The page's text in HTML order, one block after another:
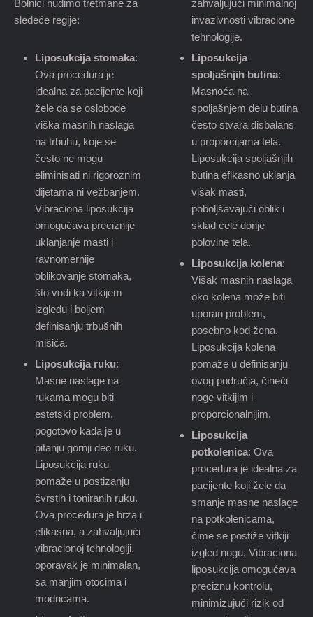
Bolnici nudimo tretmane za
sledeće regije:
Liposukcija stomaka:
Ova procedura je
idealna za pacijente koji
žele da se oslobode
viška masnih naslaga
na trbuhu, koje se
često ne mogu
eliminisati ni rigoroznim
dijetama ni vežbanjem.
Vibraciona liposukcija
omogućava preciznije
uklanjanje masti i
ravnomernije
oblikovanje stomaka,
što vodi ka vitkijem
izgledu i boljem
definisanju trbušnih
mišića.
Liposukcija ruku:
Masne naslage na
rukama mogu biti
estetski problem,
pogotovo kada je u
pitanju gornji deo ruku.
Liposukcija ruku
pomaže u postizanju
čvrstih i toniranih ruku.
Ova procedura je brza i
efikasna, a zahvaljujući
vibracionoj tehnologiji,
oporavak je minimalan,
sa manjim otocima i
modricama.
zahvaljujući minimalnoj
invazivnosti vibracione
tehnologije.
Liposukcija
spoljašnjih butina:
Masnoća na
spoljašnjem delu butina
često stvara disbalans
u proporcijama tela.
Liposukcija spoljašnjih
butina efikasno uklanja
višak masti,
poboljšavajući oblik i
sklad cele donje
polovine tela.
Liposukcija kolena:
Višak masnih naslaga
oko kolena može biti
uporan problem,
posebno kod žena.
Liposukcija kolena
pomaže u definisanju
ovog područja, čineći
noge vitkijim i
proporcionalnijim.
Liposukcija
potkolenica: Ova
procedura je idealna za
pacijente koji žele da
smanje masne naslage
na potkolenicama,
čime se postiže vitkiji
izgled nogu. Vibraciona
liposukcija omogućava
preciznu kontrolu,
minimizujući rizik od